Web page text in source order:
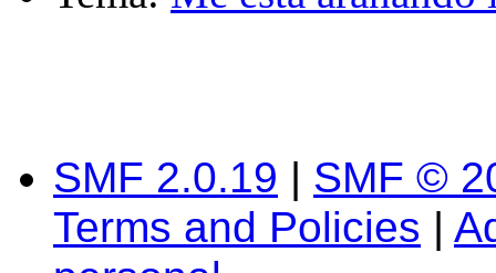
SMF 2.0.19 | SMF ©
Terms and Policies |